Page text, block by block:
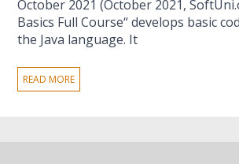
October 2021 (October 2021,
Basics Full Course“ develops basic
the Java language. It
READ MORE